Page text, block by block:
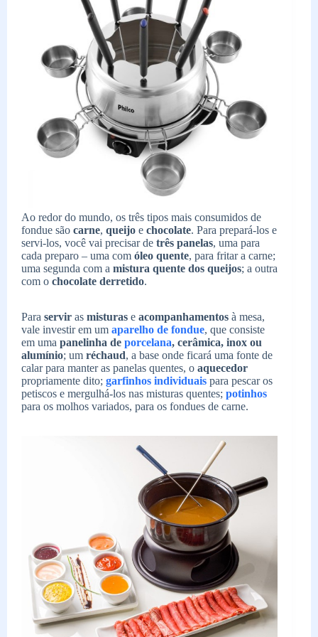
Ao redor do mundo, os três tipos mais consumidos de
fondue são carne, queijo e chocolate. Para prepará-los e
servi-los, você vai precisar de três panelas, uma para
cada preparo – uma com óleo quente, para fritar a carne;
uma segunda com a mistura quente dos queijos; a outra
com o chocolate derretido.
Para servir as misturas e acompanhamentos à mesa,
vale investir em um aparelho de fondue, que consiste
em uma panelinha de porcelana, cerâmica, inox ou
alumínio; um réchaud, a base onde ficará uma fonte de
calar para manter as panelas quentes, o aquecedor
propriamente dito; garfinhos individuais para pescar os
petiscos e mergulhá-los nas misturas quentes; potinhos
para os molhos variados, para os fondues de carne.